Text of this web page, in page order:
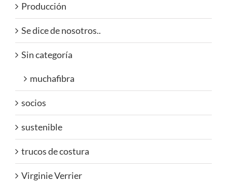
Producción
Se dice de nosotros..
Sin categoría
muchafibra
socios
sustenible
trucos de costura
Virginie Verrier